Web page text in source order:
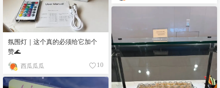
氛围灯｜这个真的必须给它加个
赞🌊
西瓜瓜瓜 10